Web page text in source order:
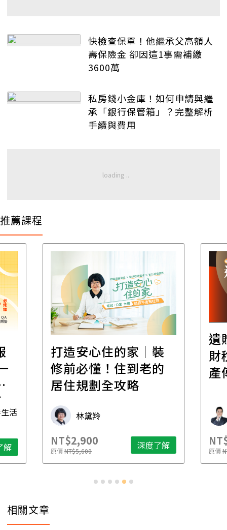
快檢查保單！他繼承父高額人
壽保險金 卻因這1事需補繳
3600萬
私房錢小金庫！如何申請與繼
承「銀行保管箱」？完整解析
手續與費用
推薦課程
活
解
打造安心住的家｜裝
修前必懂！住到老的
居住規劃全攻略
林黛羚
NT$2,900
原價NT$5,600 深度了解
遺
財
產
原價
相關文章